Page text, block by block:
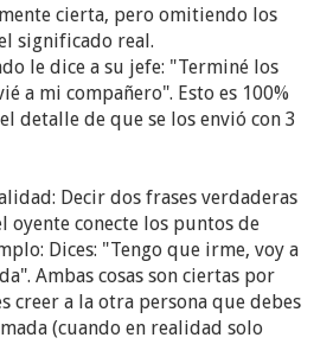
cierta, pero omitiendo los
significado real.
le dice a su jefe: "Terminé los
a mi compañero". Esto es 100%
detalle de que se los envió con 3
Decir dos frases verdaderas
oyente conecte los puntos de
Dices: "Tengo que irme, voy a
Ambas cosas son ciertas por
creer a la otra persona que debes
(cuando en realidad solo